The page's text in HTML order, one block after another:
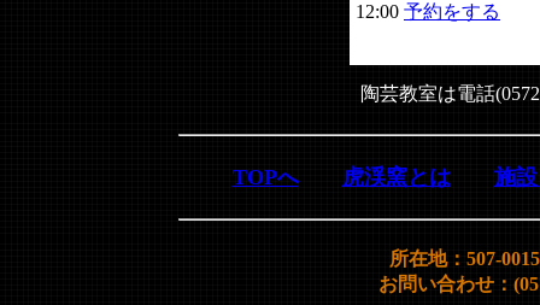
12:00 予約をする
陶芸教室は電話
TOPへ 虎渓窯とは 施
所在地：507-
お問い合わせ：